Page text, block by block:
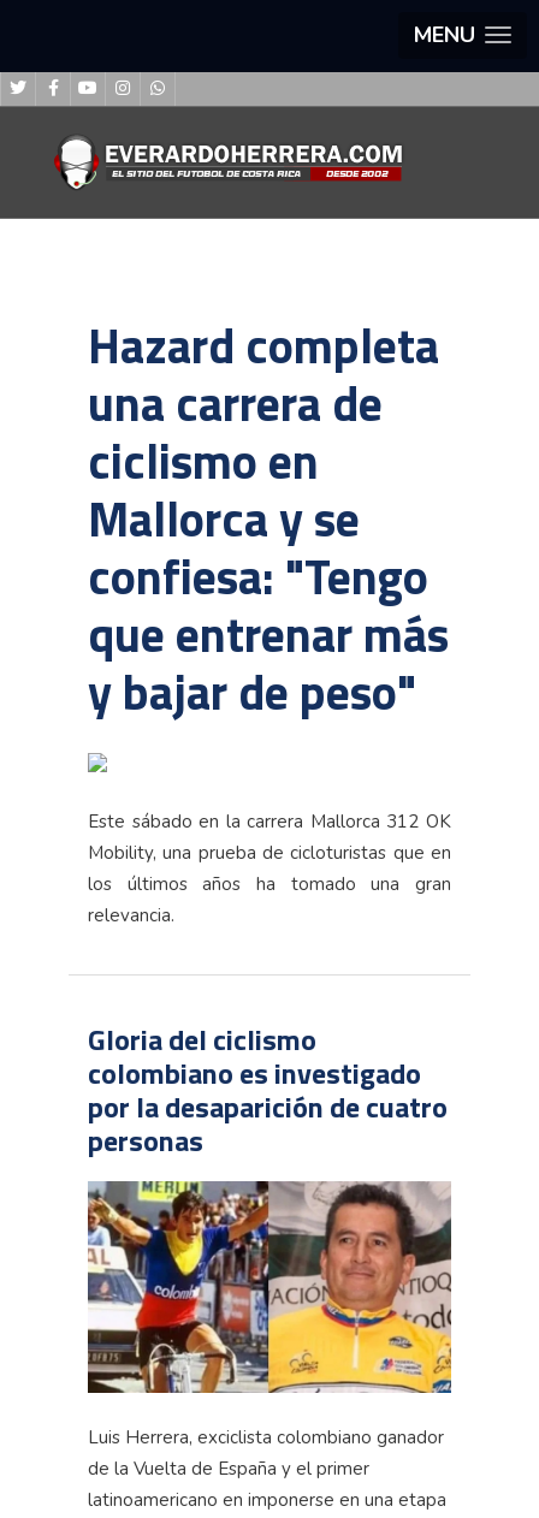
MENU
Hazard completa
una carrera de
ciclismo en
Mallorca y se
confiesa: "Tengo
que entrenar más
y bajar de peso"
Este sábado en la carrera Mallorca 312 OK
Mobility, una prueba de cicloturistas que en
los últimos años ha tomado una gran
relevancia.
Gloria del ciclismo
colombiano es investigado
por la desaparición de cuatro
personas
Luis Herrera, exciclista colombiano ganador
de la Vuelta de España y el primer
latinoamericano en imponerse en una etapa